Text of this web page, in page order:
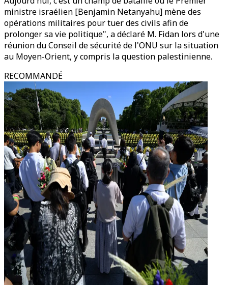
ministre israélien [Benjamin Netanyahu] mène des
opérations militaires pour tuer des civils afin de
prolonger sa vie politique", a déclaré M. Fidan lors d'une
réunion du Conseil de sécurité de l'ONU sur la situation
au Moyen-Orient, y compris la question palestinienne.
RECOMMANDÉ